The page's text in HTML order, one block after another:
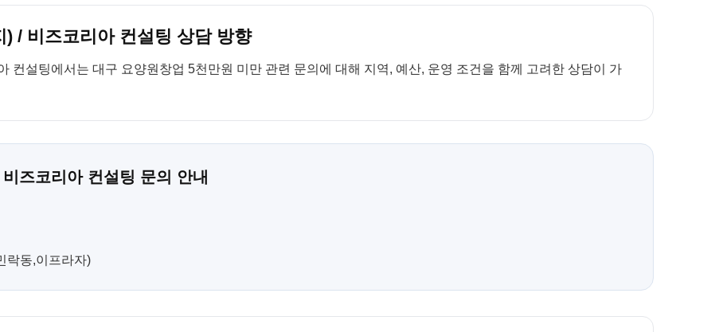
/ 비즈코리아 컨설팅 상담 방향
컨설팅에서는 대구 요양원창업 5천만원 미만 관련 문의에 대해 지역, 예산, 운영 조건을 함께 고려한 상담이 가
즈코리아 컨설팅 문의 안내
락동,이프라자)